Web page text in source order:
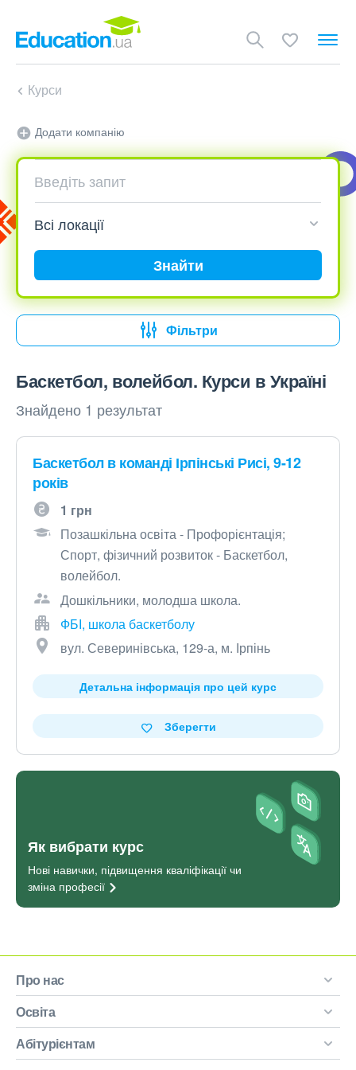
Курси
Додати компанію
Знайти
Фільтри
Баскетбол, волейбол. Курси в Україні
Знайдено 1 результат
Баскетбол в команді Ірпінські Рисі, 9-12
років
1 грн
Позашкільна освіта - Профорієнтація;
Спорт, фізичний розвиток - Баскетбол,
волейбол.
Дошкільники, молодша школа.
ФБІ, школа баскетболу
вул. Северинівська, 129-а, м. Ірпінь
Детальна інформація про цей курс
Зберегти
Як вибрати курс
Нові навички, підвищення кваліфікації чи
зміна професії
Про нас
Освіта
Абітурієнтам